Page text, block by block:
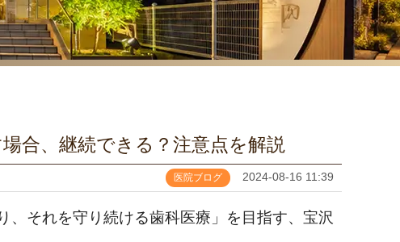
合、継続できる？注意点を解説
医院ブログ 2024-08-16 11:39
、それを守り続ける歯科医療」を目指す、宝沢